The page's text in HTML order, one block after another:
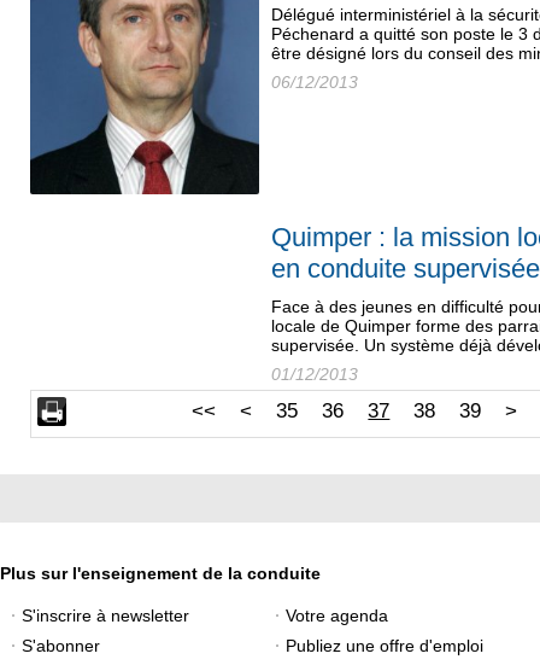
Délégué interministériel à la
Péchenard a quitté son poste le 3
être désigné lors du conseil des
06/12/2013
Quimper : la mission
en conduite supervisée
Face à des jeunes en difficulté
locale de Quimper forme des
supervisée. Un système déjà
01/12/2013
<< < 35 36 37 38 39 >
Plus sur l'enseignement de la conduite
S'inscrire à newsletter
Votre agenda
S'abonner
Publiez une offre d'emploi